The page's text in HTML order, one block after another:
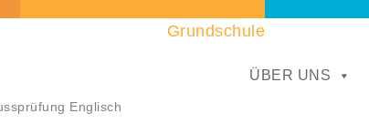
Grundschule
ÜBER UNS
Englisch